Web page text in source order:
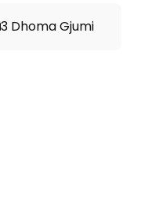
3 Dhoma Gjumi